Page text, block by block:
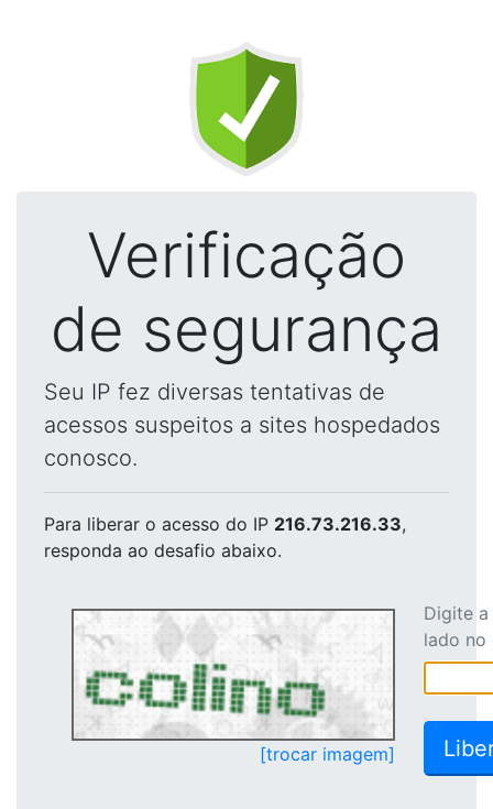
Verificação
de segurança
Seu IP fez diversas tentativas de
acessos suspeitos a sites hospedados
conosco.
Para liberar o acesso do IP 216.73.216.33,
responda ao desafio abaixo.
[trocar imagem]
Digite
lado no